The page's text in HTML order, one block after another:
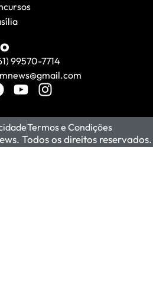
99570-7714
Termos e Condições
Todos os direitos reservados.